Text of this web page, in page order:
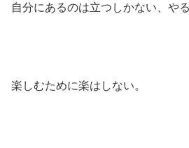
自分にあるのは立つしかない、や
楽しむために楽はしない。